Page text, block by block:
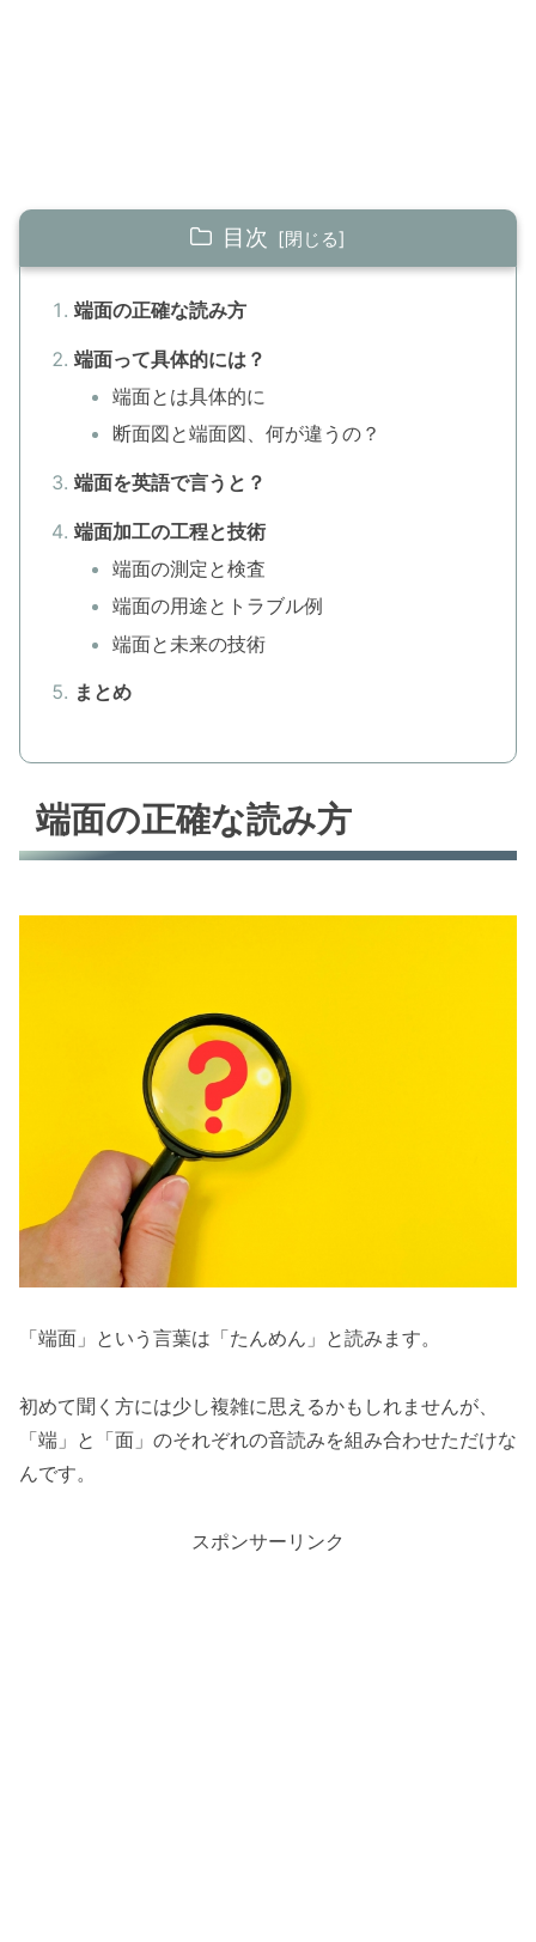
目次
端面の正確な読み方
端面って具体的には？
端面とは具体的に
断面図と端面図、何が違うの？
端面を英語で言うと？
端面加工の工程と技術
端面の測定と検査
端面の用途とトラブル例
端面と未来の技術
まとめ
端面の正確な読み方
「端面」という言葉は「たんめん」と読みます。
初めて聞く方には少し複雑に思えるかもしれませんが、
「端」と「面」のそれぞれの音読みを組み合わせただけな
んです。
スポンサーリンク